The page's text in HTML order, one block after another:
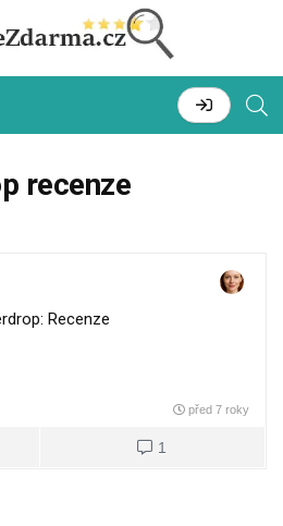
recenze
Recenze
před 7 roky
1